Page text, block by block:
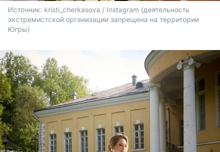
Источник: kristi_cherkasova / Instagram (деятельность
экстремистской организации запрещена на территории
Югры)